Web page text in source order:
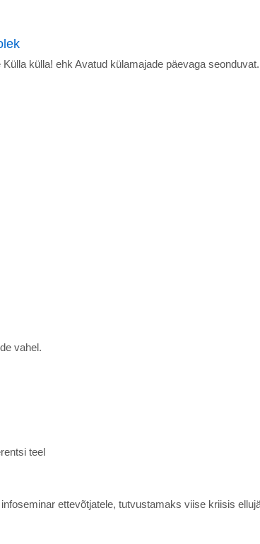
külla! ehk Avatud külamajade päevaga seonduvat.
vahel.
teel
ettevõtjatele, tutvustamaks viise kriisis